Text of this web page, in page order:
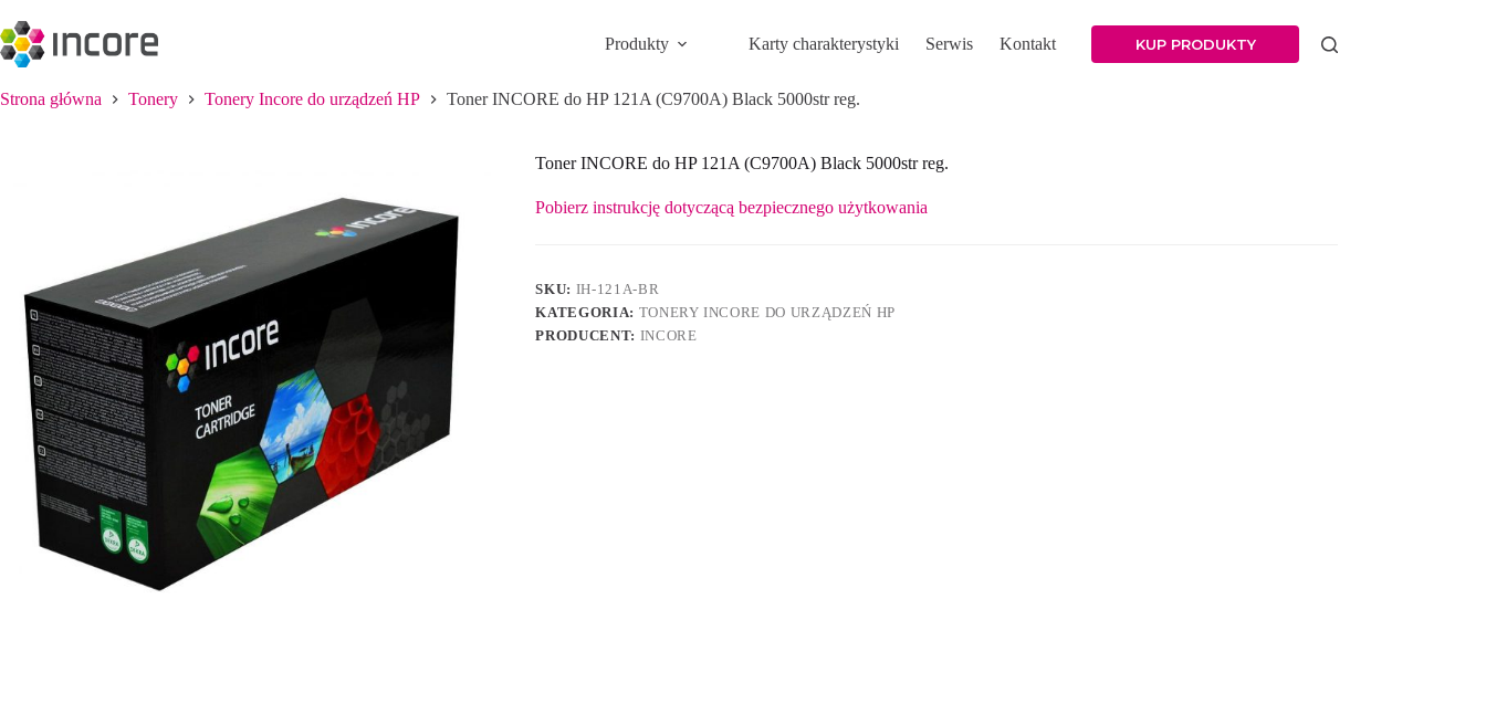
do
treści
Produkty Karty charakterystyki Serwis Kontakt KUP PRODUKTY
Strona główna Tonery Tonery Incore do urządzeń HP Toner INCORE do HP 121A (C9700A) Black 5000str reg.
Toner INCORE do HP 121A (C9700A) Black 5000str reg.
Pobierz instrukcję dotyczącą bezpiecznego użytkowania
SKU: IH-121A-BR
KATEGORIA: TONERY INCORE DO URZĄDZEŃ HP
PRODUCENT: INCORE